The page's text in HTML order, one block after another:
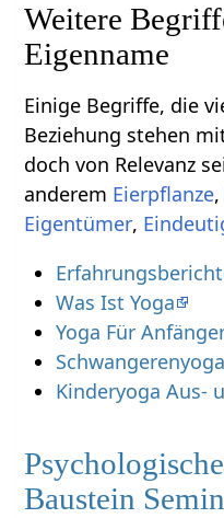
Weitere
Einige Begriffe, die
Beziehung stehen mit
doch von Relevanz
anderem
,
,
Was Ist Yoga
Yoga Für
Kinderyoga Aus-
Baustein